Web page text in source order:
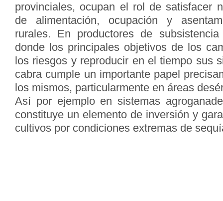
provinciales, ocupan el rol de satisfacer
de alimentación, ocupación y
rurales. En productores de
donde los principales objetivos de los
los riesgos y reproducir en el tiempo sus
cabra cumple un importante papel
los mismos, particularmente en áreas
Así por ejemplo en sistemas
constituye un elemento de inversión y
cultivos por condiciones extremas de